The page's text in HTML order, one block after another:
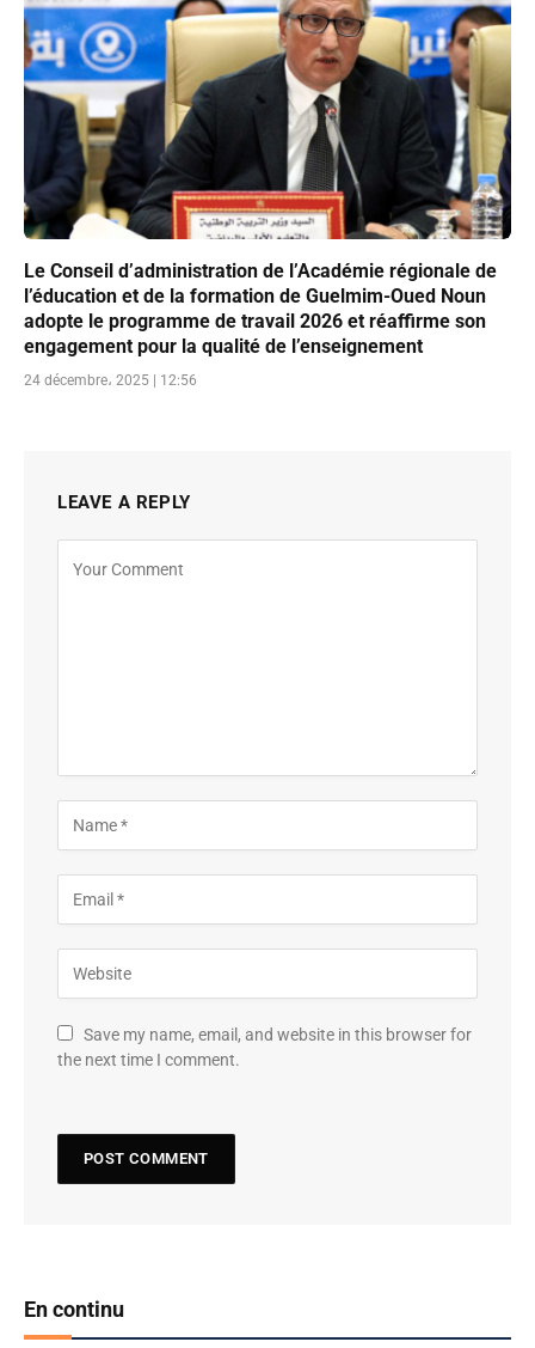
Le Conseil d’administration de l’Académie régionale de
l’éducation et de la formation de Guelmim-Oued Noun
adopte le programme de travail 2026 et réaffirme son
engagement pour la qualité de l’enseignement
24 décembre، 2025 | 12:56
LEAVE A REPLY
Save my name, email, and website in this browser for
the next time I comment.
En continu